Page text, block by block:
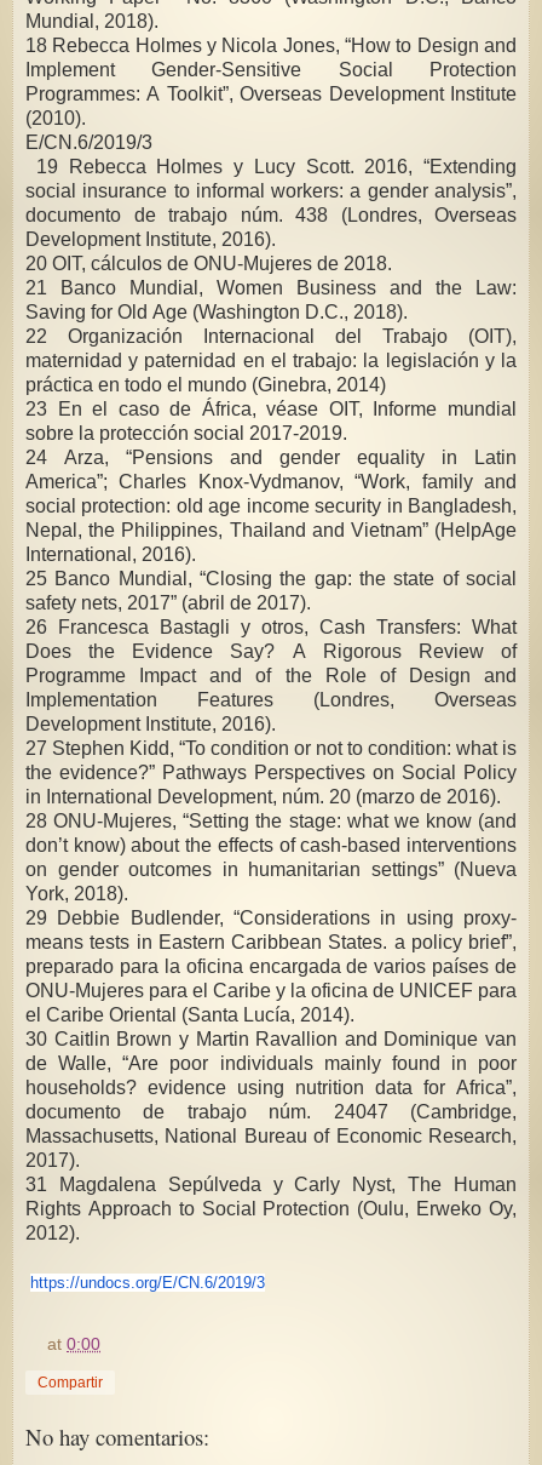
Mundial, 2018).
18 Rebecca Holmes y Nicola Jones, “How to Design and
Implement Gender-Sensitive Social Protection
Programmes: A Toolkit”, Overseas Development Institute
(2010).
E/CN.6/2019/3
19 Rebecca Holmes y Lucy Scott. 2016, “Extending
social insurance to informal workers: a gender analysis”,
documento de trabajo núm. 438 (Londres, Overseas
Development Institute, 2016).
20 OIT, cálculos de ONU-Mujeres de 2018.
21 Banco Mundial, Women Business and the Law:
Saving for Old Age (Washington D.C., 2018).
22 Organización Internacional del Trabajo (OIT),
maternidad y paternidad en el trabajo: la legislación y la
práctica en todo el mundo (Ginebra, 2014)
23 En el caso de África, véase OIT, Informe mundial
sobre la protección social 2017-2019.
24 Arza, “Pensions and gender equality in Latin
America”; Charles Knox-Vydmanov, “Work, family and
social protection: old age income security in Bangladesh,
Nepal, the Philippines, Thailand and Vietnam” (HelpAge
International, 2016).
25 Banco Mundial, “Closing the gap: the state of social
safety nets, 2017” (abril de 2017).
26 Francesca Bastagli y otros, Cash Transfers: What
Does the Evidence Say? A Rigorous Review of
Programme Impact and of the Role of Design and
Implementation Features (Londres, Overseas
Development Institute, 2016).
27 Stephen Kidd, “To condition or not to condition: what is
the evidence?” Pathways Perspectives on Social Policy
in International Development, núm. 20 (marzo de 2016).
28 ONU-Mujeres, “Setting the stage: what we know (and
don’t know) about the effects of cash-based interventions
on gender outcomes in humanitarian settings” (Nueva
York, 2018).
29 Debbie Budlender, “Considerations in using proxy-
means tests in Eastern Caribbean States. a policy brief”,
preparado para la oficina encargada de varios países de
ONU-Mujeres para el Caribe y la oficina de UNICEF para
el Caribe Oriental (Santa Lucía, 2014).
30 Caitlin Brown y Martin Ravallion and Dominique van
de Walle, “Are poor individuals mainly found in poor
households? evidence using nutrition data for Africa”,
documento de trabajo núm. 24047 (Cambridge,
Massachusetts, National Bureau of Economic Research,
2017).
31 Magdalena Sepúlveda y Carly Nyst, The Human
Rights Approach to Social Protection (Oulu, Erweko Oy,
2012).
https://undocs.org/E/CN.6/2019/3
at0:00
Compartir
No hay comentarios: